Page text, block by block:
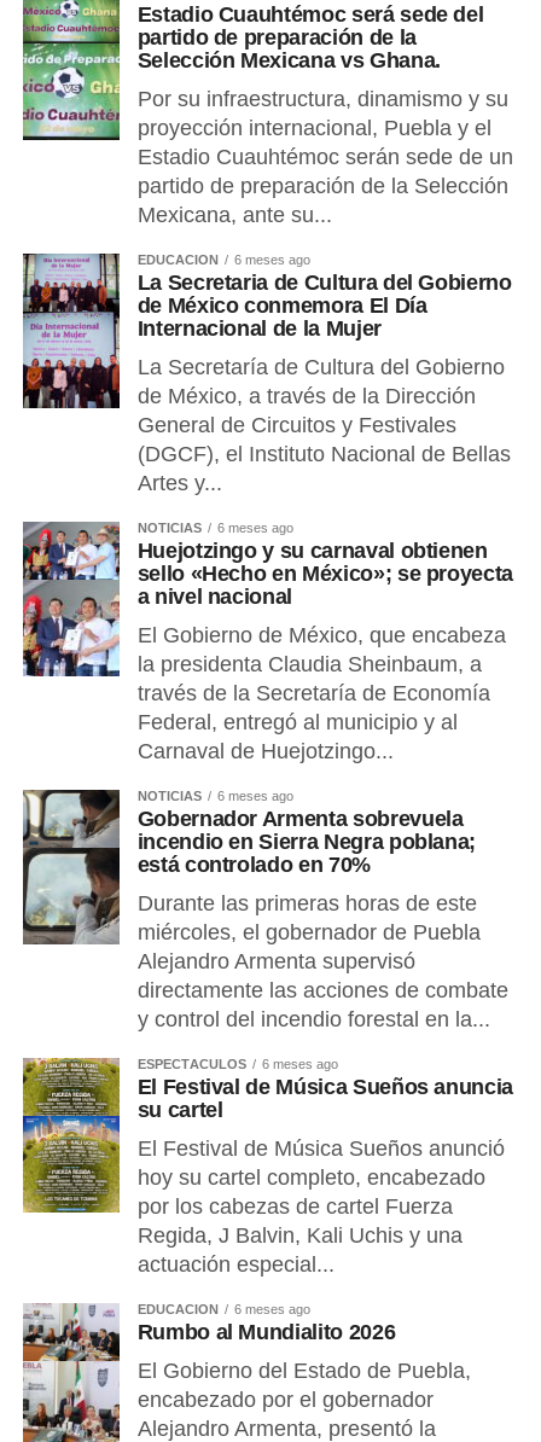
Estadio Cuauhtémoc será sede del
partido de preparación de la
Selección Mexicana vs Ghana.
Por su infraestructura, dinamismo y su
proyección internacional, Puebla y el
Estadio Cuauhtémoc serán sede de un
partido de preparación de la Selección
Mexicana, ante su...
EDUCACIÓN 6 meses ago
La Secretaria de Cultura del Gobierno
de México conmemora El Día
Internacional de la Mujer
La Secretaría de Cultura del Gobierno
de México, a través de la Dirección
General de Circuitos y Festivales
(DGCF), el Instituto Nacional de Bellas
Artes y...
NOTICIAS 6 meses ago
Huejotzingo y su carnaval obtienen
sello «Hecho en México»; se proyecta
a nivel nacional
El Gobierno de México, que encabeza
la presidenta Claudia Sheinbaum, a
través de la Secretaría de Economía
Federal, entregó al municipio y al
Carnaval de Huejotzingo...
NOTICIAS 6 meses ago
Gobernador Armenta sobrevuela
incendio en Sierra Negra poblana;
está controlado en 70%
Durante las primeras horas de este
miércoles, el gobernador de Puebla
Alejandro Armenta supervisó
directamente las acciones de combate
y control del incendio forestal en la...
ESPECTÁCULOS 6 meses ago
El Festival de Música Sueños anuncia
su cartel
El Festival de Música Sueños anunció
hoy su cartel completo, encabezado
por los cabezas de cartel Fuerza
Regida, J Balvin, Kali Uchis y una
actuación especial...
EDUCACIÓN 6 meses ago
Rumbo al Mundialito 2026
El Gobierno del Estado de Puebla,
encabezado por el gobernador
Alejandro Armenta, presentó la